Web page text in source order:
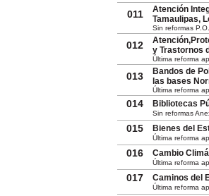
011
Atención
Tamaulipas,
Sin reformas
012
y Trastornos
Última reforma
013
Bandos de
las bases
Última reforma
014 Bibliotecas
Sin reformas
015 Bienes del
Última reforma
016 Cambio
Última reforma
017 Caminos del
Última reforma